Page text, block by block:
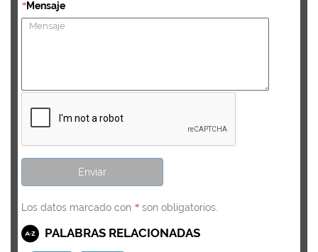
*Mensaje
Los datos marcado con * son obligatorios.
PALABRAS RELACIONADAS